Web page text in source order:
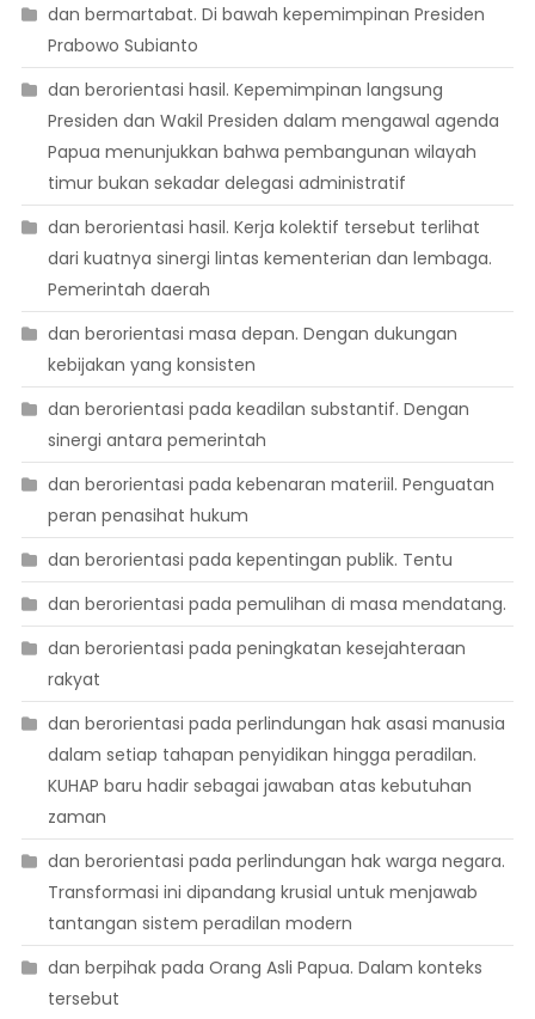
dan bermartabat. Di bawah kepemimpinan Presiden
Prabowo Subianto
dan berorientasi hasil. Kepemimpinan langsung
Presiden dan Wakil Presiden dalam mengawal agenda
Papua menunjukkan bahwa pembangunan wilayah
timur bukan sekadar delegasi administratif
dan berorientasi hasil. Kerja kolektif tersebut terlihat
dari kuatnya sinergi lintas kementerian dan lembaga.
Pemerintah daerah
dan berorientasi masa depan. Dengan dukungan
kebijakan yang konsisten
dan berorientasi pada keadilan substantif. Dengan
sinergi antara pemerintah
dan berorientasi pada kebenaran materiil. Penguatan
peran penasihat hukum
dan berorientasi pada kepentingan publik. Tentu
dan berorientasi pada pemulihan di masa mendatang.
dan berorientasi pada peningkatan kesejahteraan
rakyat
dan berorientasi pada perlindungan hak asasi manusia
dalam setiap tahapan penyidikan hingga peradilan.
KUHAP baru hadir sebagai jawaban atas kebutuhan
zaman
dan berorientasi pada perlindungan hak warga negara.
Transformasi ini dipandang krusial untuk menjawab
tantangan sistem peradilan modern
dan berpihak pada Orang Asli Papua. Dalam konteks
tersebut